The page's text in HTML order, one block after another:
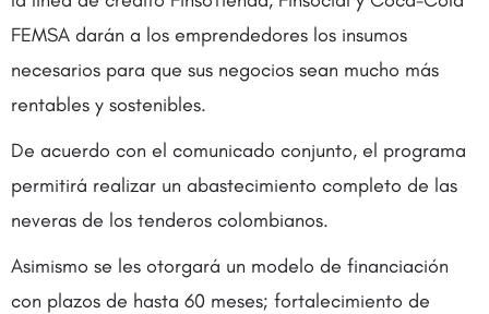
FEMSA darán a los emprendedores los insumos
necesarios para que sus negocios sean mucho más
rentables y sostenibles.
De acuerdo con el comunicado conjunto, el programa
permitirá realizar un abastecimiento completo de las
neveras de los tenderos colombianos.
Asimismo se les otorgará un modelo de financiación
con plazos de hasta 60 meses; fortalecimiento de